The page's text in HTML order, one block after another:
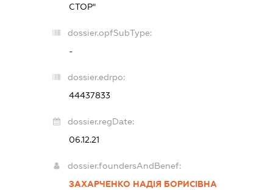
СТОР"
dossier.opfSubType:
-
dossier.edrpo:
44437833
dossier.regDate:
06.12.21
dossier.foundersAndBenef:
ЗАХАРЧЕНКО НАДІЯ БОРИСІВНА